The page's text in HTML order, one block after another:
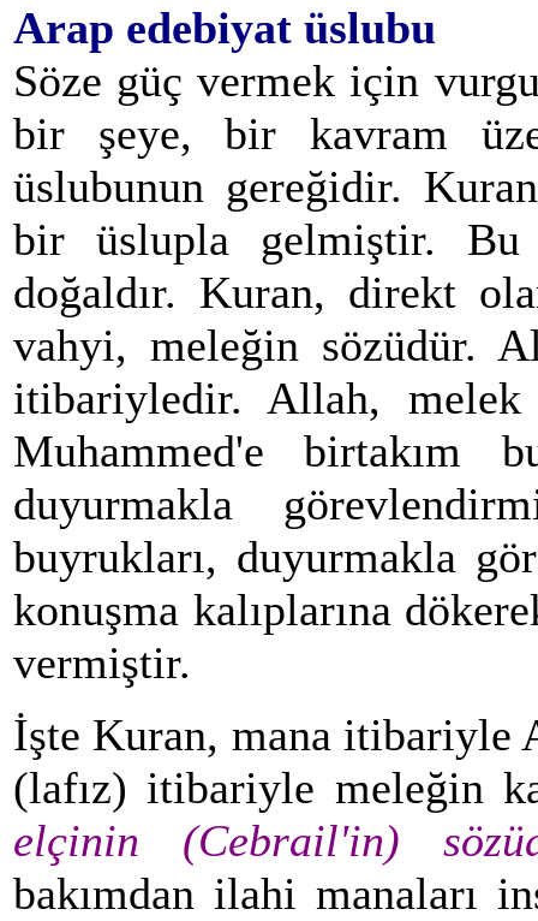
Arap edebiyat üslubu
Söze güç vermek için
bir şeye, bir kavram
üslubunun gereğidir.
bir üslupla gelmiştir. Bu
doğaldır. Kuran, direkt
vahyi, meleğin sözüdür.
itibariyledir. Allah,
Muhammed'e birtakım
duyurmakla
buyrukları, duyurmakla
konuşma kalıplarına
vermiştir.
İşte Kuran, mana itibariyle
(lafız) itibariyle meleğin
elçinin (Cebrail'in)
bakımdan ilahi manaları